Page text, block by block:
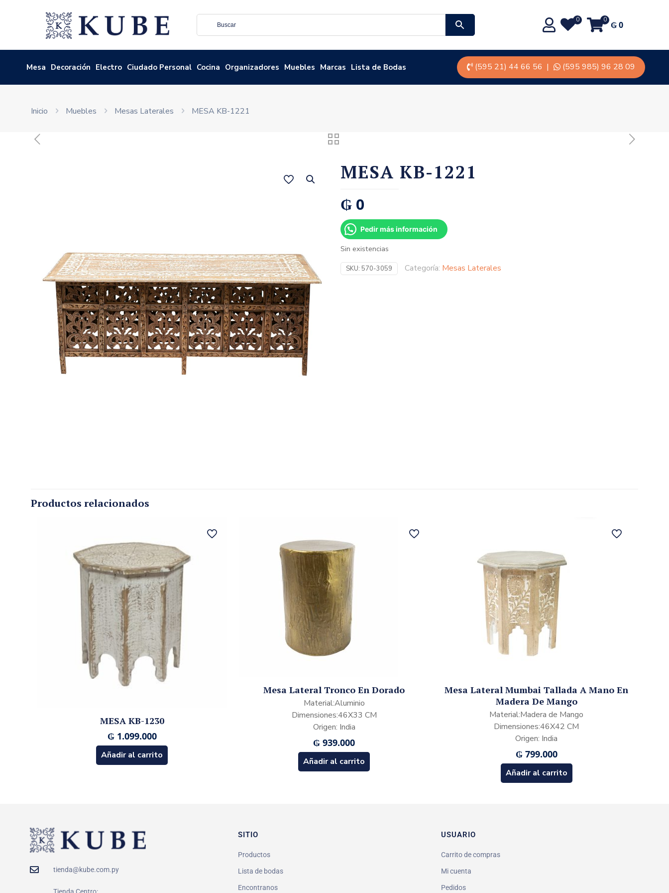
0 0 ₲0
Mesa Decoración Electro Ciudado Personal Cocina Organizadores Muebles Marcas Lista de Bodas (595 21) 44 66 56 | (595 985) 96 28 09
Inicio Muebles Mesas Laterales MESA KB-1221
MESA KB-1221
₲ 0
Pedir más información
Sin existencias
SKU: 570-3059 Categoría: Mesas Laterales
Productos relacionados
MESA KB-1230
₲1.099.000
Añadir al carrito
Mesa Lateral Tronco En Dorado
Material:Aluminio
Dimensiones:46X33 CM
Origen: India
₲ 939.000
Añadir al carrito
Mesa Lateral Mumbai Tallada A Mano En
Madera De Mango
Material:Madera de Mango
Dimensiones:46X42 CM
Origen: India
₲799.000
Añadir al carrito
tienda@kube.com.py
SITIO
Productos
Lista de bodas
Encontranos
USUARIO
Carrito de compras
Mi cuenta
Pedidos